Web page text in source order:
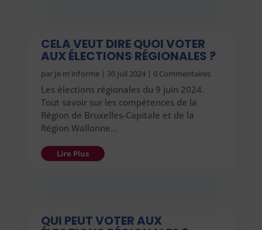
CELA VEUT DIRE QUOI VOTER
AUX ÉLECTIONS RÉGIONALES ?
par Je m'informe| 30 Juil 2024| 0 Commentaires
Les élections régionales du 9 juin 2024.
Tout savoir sur les compétences de la
Région de Bruxelles-Capitale et de la
Région Wallonne…
Lire Plus
QUI PEUT VOTER AUX